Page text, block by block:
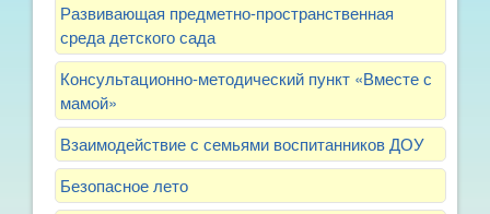
Развивающая предметно-пространственная
среда детского сада
Консультационно-методический пункт «Вместе с
мамой»
Взаимодействие с семьями воспитанников ДОУ
Безопасное лето